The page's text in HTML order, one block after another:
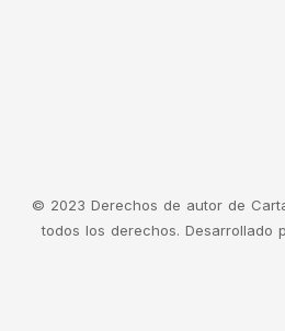
© 2023 Derechos de autor de
todos los derechos. Desarrollado